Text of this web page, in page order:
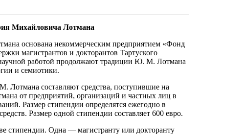
Михайловича Лотмана
основана некоммерческим предприятием «Фонд
магистрантов и докторантов Тартуского
работой продолжают традиции Ю. М. Лотмана
и семиотики.
составляют средства, поступившие на
от предприятий, организаций и частных лиц в
Размер стипендии определятся ежегодно в
Размер одной стипендии составляет 600 евро.
стипендии. Одна — магистранту или докторанту